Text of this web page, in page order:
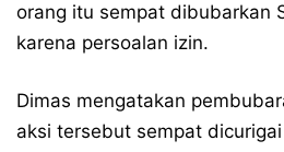
orang itu sempat dibubarkan
karena persoalan izin.
Dimas mengatakan
aksi tersebut sempat